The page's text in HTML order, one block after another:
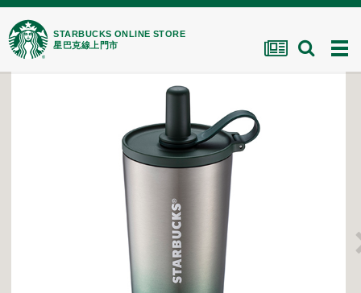
STARBUCKS ONLINE STORE
星巴克線上門市